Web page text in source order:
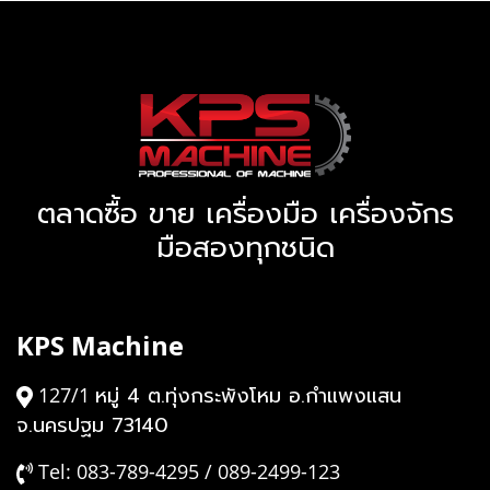
ตลาดซื้อ ขาย เครื่องมือ เครื่องจักร
มือสองทุกชนิด
KPS Machine
127/1 หมู่ 4 ต.ทุ่งกระพังโหม อ.กำแพงแสน
จ.นครปฐม 73140
Tel: 083-789-4295 / 089-2499-123